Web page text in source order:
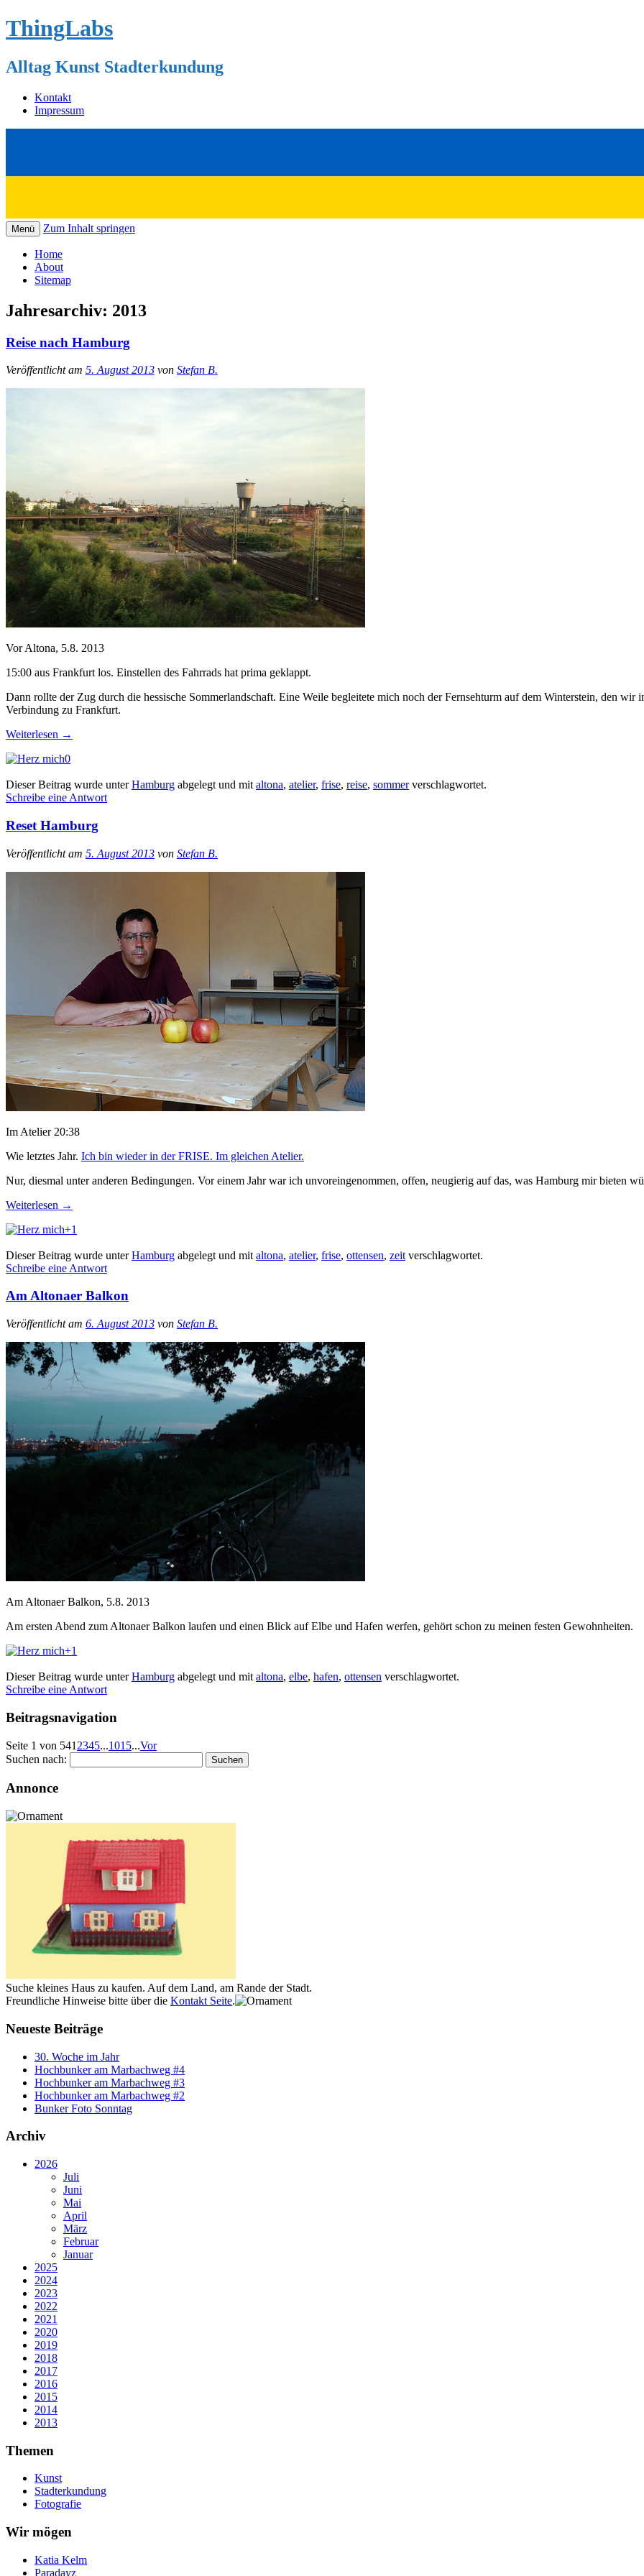
ThingLabs
Alltag Kunst Stadterkundung
Kontakt
Impressum
Menü Zum Inhalt springen
Home
About
Sitemap
Jahresarchiv: 2013
Reise nach Hamburg
Veröffentlicht am 5. August 2013 von Stefan B.
Vor Altona, 5.8. 2013
15:00 aus Frankfurt los. Einstellen des Fahrrads hat prima geklappt.
Dann rollte der Zug durch die hessische Sommerlandschaft. Eine Weile begleitete mich noch der Fernsehturm auf dem Winterstein, den
Verbindung zu Frankfurt.
Weiterlesen →
0
Dieser Beitrag wurde unterHamburg abgelegt und mit altona, atelier, frise, reise, sommerverschlagwortet.
Schreibe eine Antwort
Reset Hamburg
Veröffentlicht am 5. August 2013 von Stefan B.
Im Atelier 20:38
Wie letztes Jahr. Ich bin wieder in der FRISE. Im gleichen Atelier.
Nur, diesmal unter anderen Bedingungen. Vor einem Jahr war ich unvoreingenommen, offen, neugierig auf das, was Hamburg mir bieten
Weiterlesen →
+1
Dieser Beitrag wurde unterHamburg abgelegt und mit altona, atelier, frise, ottensen, zeit verschlagwortet.
Schreibe eine Antwort
Am Altonaer Balkon
Veröffentlicht am 6. August 2013 von Stefan B.
Am Altonaer Balkon, 5.8. 2013
Am ersten Abend zum Altonaer Balkon laufen und einen Blick auf Elbe und Hafen werfen, gehört schon zu meinen festen Gewohnheiten.
+1
Dieser Beitrag wurde unterHamburg abgelegt und mit altona, elbe, hafen, ottensen verschlagwortet.
Schreibe eine Antwort
Beitragsnavigation
Seite 1 von 541 2345...1015...Vor
Suchen nach:
Annonce
Suche kleines Haus zu kaufen. Auf dem Land, am Rande der Stadt.
Freundliche Hinweise bitte über die Kontakt Seite.
Neueste Beiträge
30. Woche im Jahr
Hochbunker am Marbachweg #4
Hochbunker am Marbachweg #3
Hochbunker am Marbachweg #2
Bunker Foto Sonntag
Archiv
2026
Juli
Juni
Mai
April
März
Februar
Januar
2025
2024
2023
2022
2021
2020
2019
2018
2017
2016
2015
2014
2013
Themen
Kunst
Stadterkundung
Fotografie
Wir mögen
Katia Kelm
Paradayz